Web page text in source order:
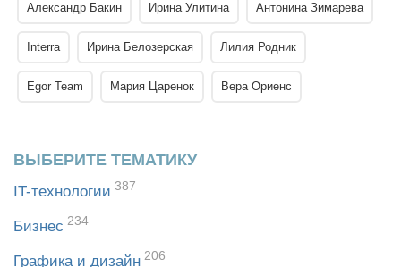
Александр Бакин Ирина Улитина Антонина Зимарева
Interra Ирина Белозерская Лилия Родник
Egor Team Мария Царенок Вера Ориенс
ВЫБЕРИТЕ ТЕМАТИКУ
IT-технологии 387
Бизнес 234
Графика и дизайн 206